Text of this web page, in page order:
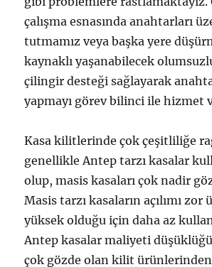
çalışma esnasında anahtarları
tutmamız veya başka yere
kaynaklı yaşanabilecek
çilingir desteği sağlayarak
yapmayı görev bilinci ile hizmet
Kasa kilitlerinde çok çeşitliliğe
genellikle Antep tarzı kasalar
olup, masis kasaları çok nadir
Masis tarzı kasaların açılımı
yüksek olduğu için daha az
Antep kasalar maliyeti düşüklüğü
çok gözde olan kilit